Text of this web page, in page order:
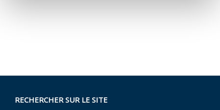
RECHERCHER SUR LE SITE